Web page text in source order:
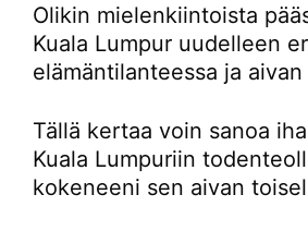
Olikin mielenkiintoista
Kuala Lumpur uudelleen
elämäntilanteessa ja
Tällä kertaa voin sanoa
Kuala Lumpuriin
kokeneeni sen aivan